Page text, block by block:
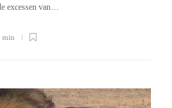
excessen van…
min